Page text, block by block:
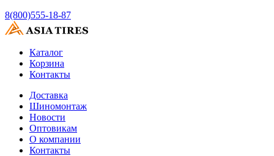
8(800)555-18-87
Каталог
Корзина
Контакты
Доставка
Шиномонтаж
Новости
Оптовикам
О компании
Контакты